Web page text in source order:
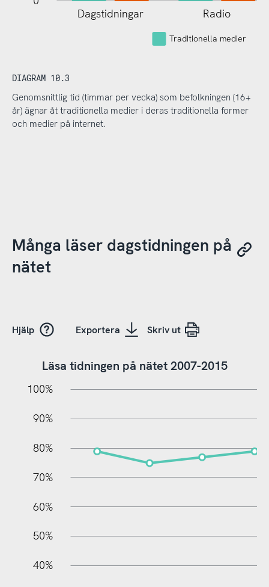
Dagstidningar Radio
Traditionella medier
DIAGRAM 10.3
Genomsnittlig tid (timmar per vecka) som befolkningen (16+
år) ägnar åt traditionella medier i deras traditionella former
och medier på internet.
Många läser dagstidningen på
nätet
Hjälp Exportera Skriv ut
Läsa tidningen på nätet 2007-2015
10%
100%
90%
80%
70%
60%
50%
40%